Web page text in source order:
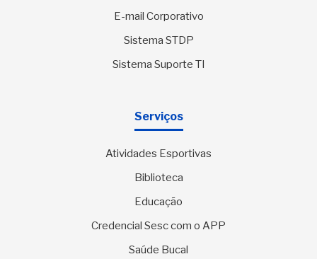
E-mail Corporativo
Sistema STDP
Sistema Suporte TI
Serviços
Atividades Esportivas
Biblioteca
Educação
Credencial Sesc com o APP
Saúde Bucal